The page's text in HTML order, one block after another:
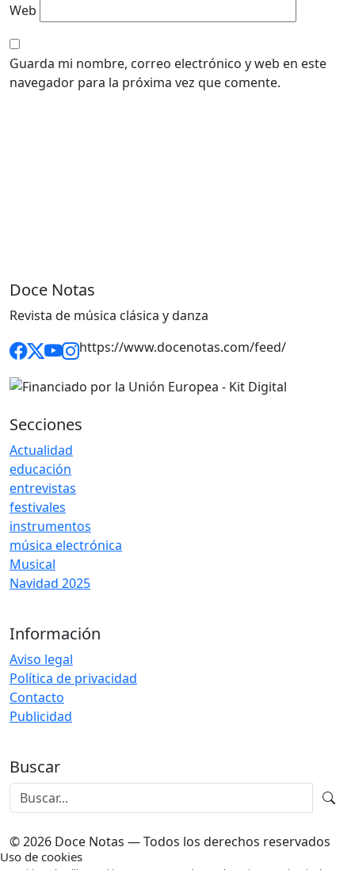
Web
Guarda mi nombre, correo electrónico y web en este
navegador para la próxima vez que comente.
Doce Notas
Revista de música clásica y danza
https://www.docenotas.com/feed/
Secciones
Actualidad
educación
entrevistas
festivales
instrumentos
música electrónica
Musical
Navidad 2025
Información
Aviso legal
Política de privacidad
Contacto
Publicidad
Buscar
© 2026 Doce Notas — Todos los derechos reservados
Uso de cookies